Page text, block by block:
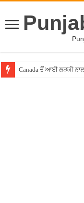
Canada ਤੋਂ ਆਈ ਲੜਕੀ